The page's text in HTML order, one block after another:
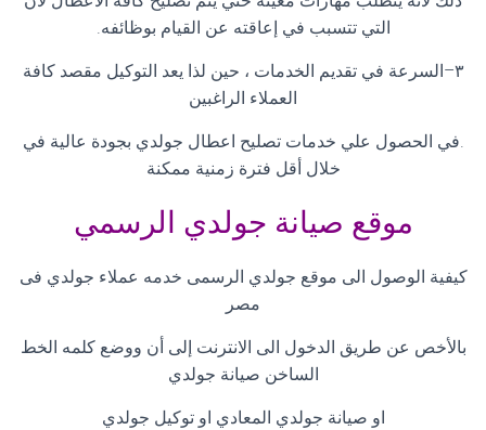
التي تتسبب في إعاقته عن القيام بوظائفه.
٣–السرعة في تقديم الخدمات ، حين لذا يعد التوكيل مقصد كافة
العملاء الراغبين
.في الحصول علي خدمات تصليح اعطال جولدي بجودة عالية في
خلال أقل فترة زمنية ممكنة
موقع صيانة جولدي الرسمي
كيفية الوصول الى موقع جولدي الرسمى خدمه عملاء جولدي فى
مصر
بالأخص عن طريق الدخول الى الانترنت إلى أن ووضع كلمه الخط
الساخن صيانة جولدي
او صيانة جولدي المعادي او توكيل جولدي